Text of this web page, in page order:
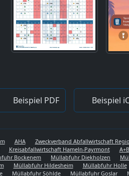
Beispiel PDF Beispiel
AHA Zweckverband Abfallwirtschaft
Kreisabfallwirtschaft Hameln-Payrmont A+B
Bockenem Müllabfuhr Diekholzen
Müllabfuhr Hildesheim Müllabfuhr Holle
Müllabfuhr Söhlde Müllabfuhr Goslar